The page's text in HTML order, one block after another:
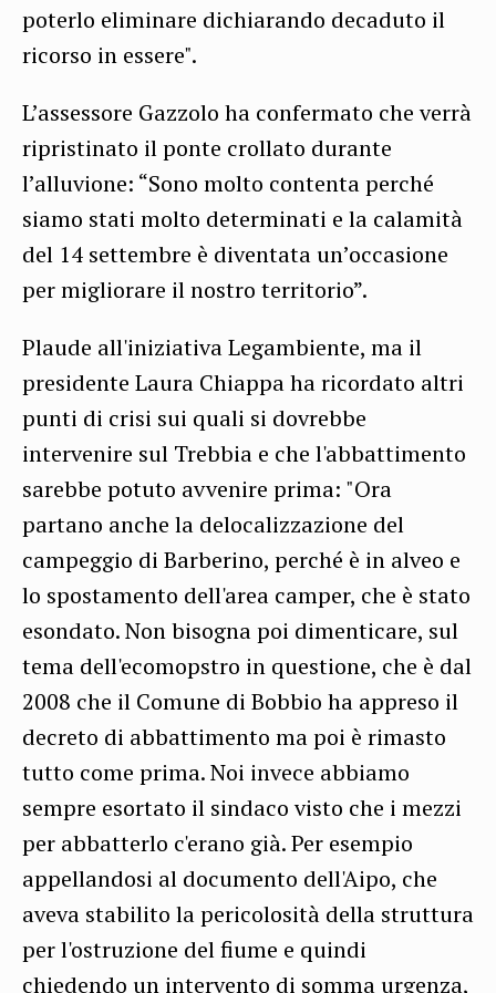
poterlo eliminare dichiarando decaduto il
ricorso in essere".
L’assessore Gazzolo ha confermato che verrà
ripristinato il ponte crollato durante
l’alluvione: “Sono molto contenta perché
siamo stati molto determinati e la calamità
del 14 settembre è diventata un’occasione
per migliorare il nostro territorio”.
Plaude all'iniziativa Legambiente, ma il
presidente Laura Chiappa ha ricordato altri
punti di crisi sui quali si dovrebbe
intervenire sul Trebbia e che l'abbattimento
sarebbe potuto avvenire prima: "Ora
partano anche la delocalizzazione del
campeggio di Barberino, perché è in alveo e
lo spostamento dell'area camper, che è stato
esondato. Non bisogna poi dimenticare, sul
tema dell'ecomopstro in questione, che è dal
2008 che il Comune di Bobbio ha appreso il
decreto di abbattimento ma poi è rimasto
tutto come prima. Noi invece abbiamo
sempre esortato il sindaco visto che i mezzi
per abbatterlo c'erano già. Per esempio
appellandosi al documento dell'Aipo, che
aveva stabilito la pericolosità della struttura
per l'ostruzione del fiume e quindi
chiedendo un intervento di somma urgenza,